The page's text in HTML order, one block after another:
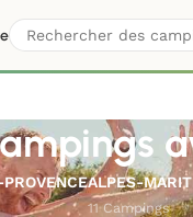
ALPES-
11 Campings